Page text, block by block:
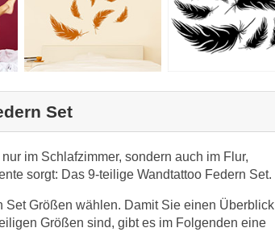
Set
im Schlafzimmer, sondern auch im Flur,
sorgt: Das 9-teilige Wandtattoo Federn Set.
Größen wählen. Damit Sie einen Überblick
Größen sind, gibt es im Folgenden eine